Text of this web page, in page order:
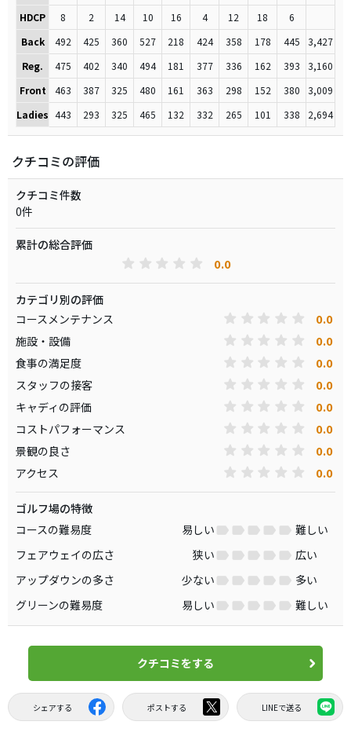
HDCP
8 2 14 10 16 4 12 18
6
Back
492 425 360 527 218 424 358 178 445
3,427
Reg.
475 402 340 494 181 377 336 162 393
3,160
Front
463 387 325 480 161 363 298 152 380
3,009
Ladies 443 293 325 465 132 332 265 101 338 2,694
クチコミの評価
クチコミ件数
0件
累計の総合評価
0.0
カテゴリ別の評価
コースメンテナンス
0.0
施設・設備 0.0
食事の満足度 0.0
スタッフの接客 0.0
キャディの評価 0.0
コストパフォーマンス 0.0
景観の良さ 0.0
アクセス 0.0
ゴルフ場の特徴
コースの難易度
易しい
難しい
フェアウェイの広さ
狭い
広い
アップダウンの多さ
少ない
多い
グリーンの難易度
易しい 難しい
クチコミをする
シェアする ポストする LINEで送る